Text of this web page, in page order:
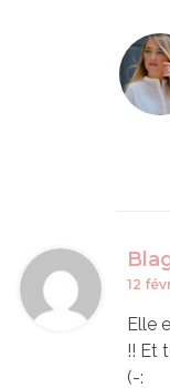
12
Elle
!! Et
(-: